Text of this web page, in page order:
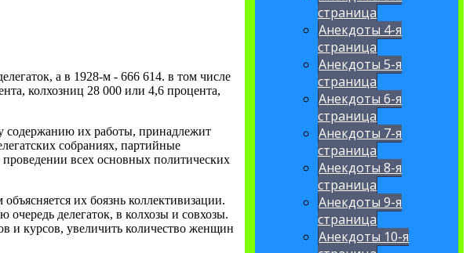
а в 1928-м - 666 614. в том числе
колхозниц 28 000 или 4,6 процента,
содержанию их работы, принадлежит
собраниях, партийные
всех основных политических
их боязнь коллективизации.
очередь делегаток, в колхозы и совхозы.
и курсов, увеличить количество женщин
страница
Анекдоты 4-я
страница
Анекдоты 5-я
страница
Анекдоты 6-я
страница
Анекдоты 7-я
страница
Анекдоты 8-я
страница
Анекдоты 9-я
страница
Анекдоты 10-я